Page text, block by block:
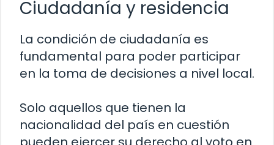
Ciudadanía y residencia
La condición de ciudadanía es
fundamental para poder participar
en la toma de decisiones a nivel local.
Solo aquellos que tienen la
nacionalidad del país en cuestión